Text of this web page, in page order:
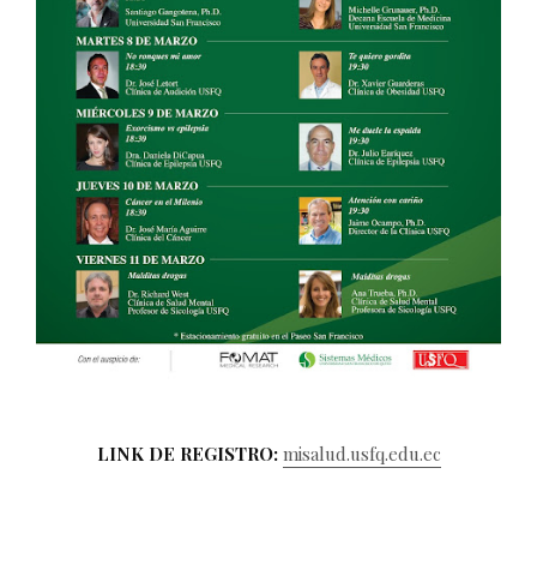
LINK DE REGISTRO: misalud.usfq.edu.ec